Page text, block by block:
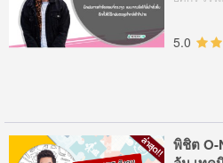
5.0
พิชิต O-